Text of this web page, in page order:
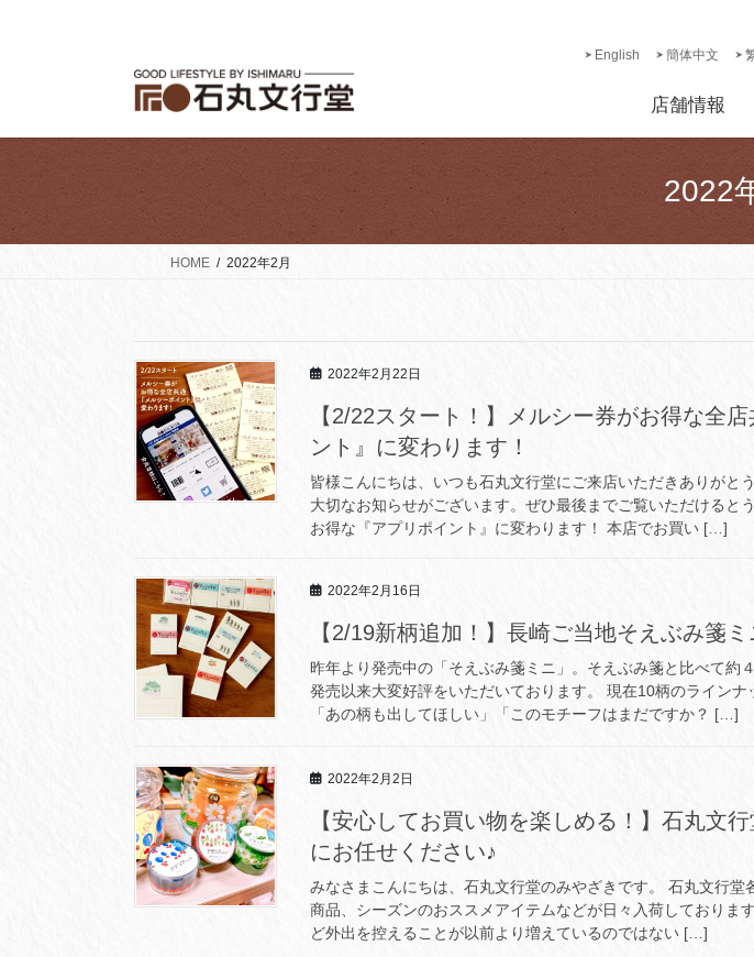
へ
プ
ョ
動
English 簡体中文
店舗情報
2022
HOME 2022年2月
2022年2月22日
【2/22スタート！】メルシー券がお得な全
ント』に変わります！
皆様こんにちは、いつも石丸文行堂にご来店いただきありがと
大切なお知らせがございます。ぜひ最後までご覧いただけると
お得な『アプリポイント』に変わります！ 本店でお買い […]
2022年2月16日
【2/19新柄追加！】長崎ご当地そえぶみ箋
昨年より発売中の「そえぶみ箋ミニ」。そえぶみ箋と比べて約
発売以来大変好評をいただいております。 現在10柄のライン
「あの柄も出してほしい」「このモチーフはまだですか？ […]
2022年2月2日
【安心してお買い物を楽しめる！】石丸文
にお任せください♪
みなさまこんにちは、石丸文行堂のみやざきです。 石丸文行堂
商品、シーズンのおススメアイテムなどが日々入荷しておりま
ど外出を控えることが以前より増えているのではない […]